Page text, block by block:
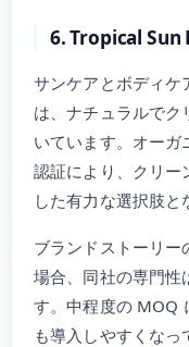
6. Tropical Sun
サンケアとボディ
は、ナチュラルで
いています。オー
認証により、クリー
した有力な選択肢と
ブランドストーリー
場合、同社の専門性
す。中程度の MOQ
も導入しやすくなっ